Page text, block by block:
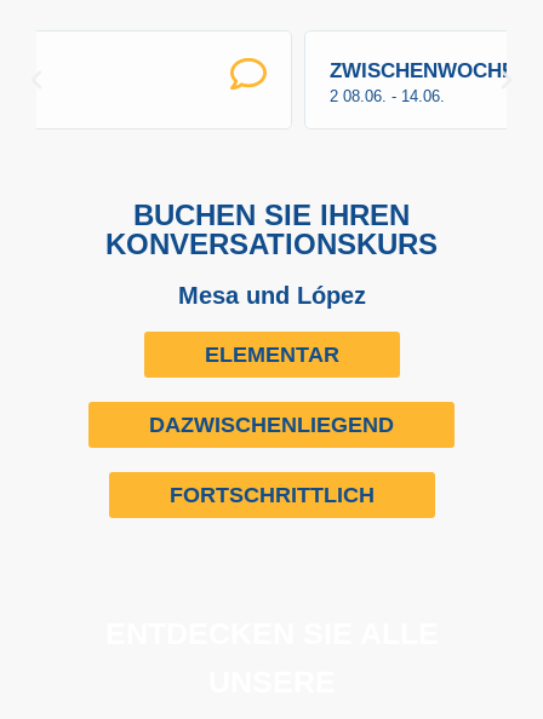
ZWISCHENWOCHE
BUCHEN SIE IHREN
KONVERSATIONSKURS
Mesa und López
ELEMENTAR
DAZWISCHENLIEGEND
FORTSCHRITTLICH